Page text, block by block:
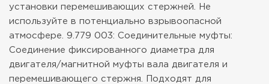
установки перемешивающих стержней.
Не
используйте в потенциально взрывоопасной
атмосфере.
9.779 003: Соединительные муфты:
Соединение фиксированного диаметра для
двигателя/магнитной муфты вала двигателя и
перемешивающего стержня. Подходят для